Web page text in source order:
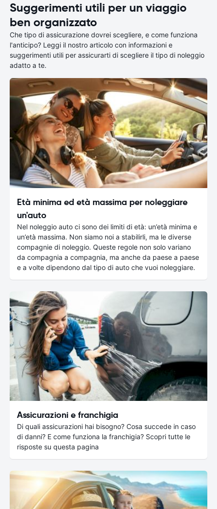
Suggerimenti utili per un viaggio
ben organizzato
Che tipo di assicurazione dovrei scegliere, e come funziona
l'anticipo? Leggi il nostro articolo con informazioni e
suggerimenti utili per assicurarti di scegliere il tipo di noleggio
adatto a te.
Età minima ed età massima per noleggiare
un'auto
Nel noleggio auto ci sono dei limiti di età: un’età minima e
un’età massima. Non siamo noi a stabilirli, ma le diverse
compagnie di noleggio. Queste regole non solo variano
da compagnia a compagnia, ma anche da paese a paese
e a volte dipendono dal tipo di auto che vuoi noleggiare.
Assicurazioni e franchigia
Di quali assicurazioni hai bisogno? Cosa succede in caso
di danni? E come funziona la franchigia? Scopri tutte le
risposte su questa pagina